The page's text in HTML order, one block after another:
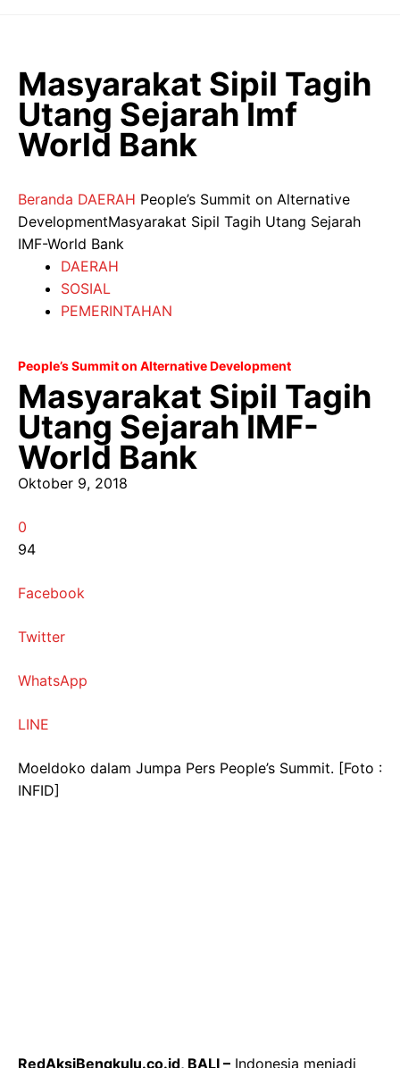
Masyarakat Sipil Tagih
Utang Sejarah Imf
World Bank
Beranda DAERAH People’s Summit on Alternative
DevelopmentMasyarakat Sipil Tagih Utang Sejarah
IMF-World Bank
DAERAH
SOSIAL
PEMERINTAHAN
People’s Summit on Alternative Development
Masyarakat Sipil Tagih
Utang Sejarah IMF-
World Bank
Oktober 9, 2018
0
94
Facebook
Twitter
WhatsApp
LINE
Moeldoko dalam Jumpa Pers People’s Summit. [Foto :
INFID]
RedAksiBengkulu.co.id, BALI – Indonesia menjadi